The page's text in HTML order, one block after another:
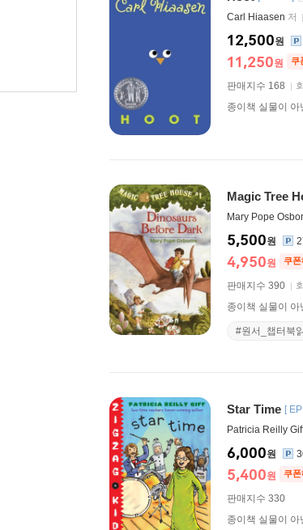
Carl Hiaasen 저
12,500원
11,250원 쿠
판매지수 168
종이책 실물이 아
Magic Tree
Mary Pope
5,500원
4,950원 쿠폰
판매지수 390
종이책 실물이 아
#원서_챕터북
Star Time [
Patricia Reilly
6,000원
5,400원 쿠폰
판매지수 330
종이책 실물이 아